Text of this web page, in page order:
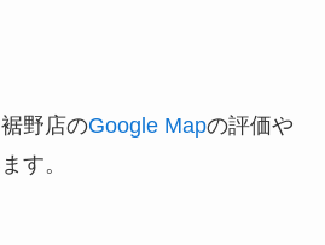
野店のGoogle Mapの評価や
す。